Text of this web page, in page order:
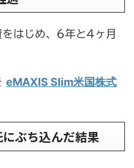
はじめ、6年と4ヶ月
eMAXIS Slim米国株式
ぶち込んだ結果